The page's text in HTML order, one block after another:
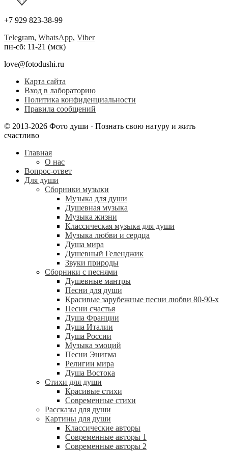
+7 929 823-38-99
Telegram, WhatsApp, Viber
пн-сб: 11-21 (мск)
love@fotodushi.ru
Карта сайта
Вход в лабораторию
Политика конфиденциальности
Правила сообщений
© 2013-2026 Фото души · Познать свою натуру и жить
счастливо
Главная
О нас
Вопрос-ответ
Для души
Сборники музыки
Музыка для души
Душевная музыка
Музыка жизни
Классическая музыка для души
Музыка любви и сердца
Душа мира
Душевный Геленджик
Звуки природы
Сборники с песнями
Душевные мантры
Песни для души
Красивые зарубежные песни любви 80-90-х
Песни счастья
Душа Франции
Душа Италии
Душа России
Музыка эмоций
Песни Энигма
Религии мира
Душа Востока
Стихи для души
Красивые стихи
Современные стихи
Рассказы для души
Картины для души
Классические авторы
Современные авторы 1
Современные авторы 2